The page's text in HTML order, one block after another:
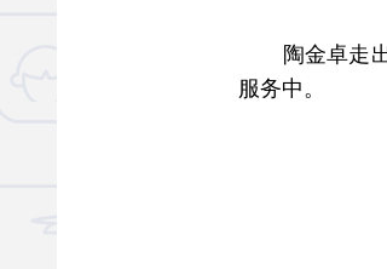
陶金卓走出
服务中。